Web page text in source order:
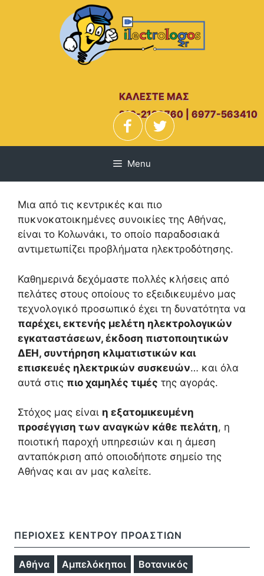
περιεχόμενο
ΚΑΛΕΣΤΕ ΜΑΣ
210-2139760 | 6977-563410
Menu
Ηλεκτρολόγος
Κολωνάκι
Μια από τις κεντρικές και πιο
πυκνοκατοικημένες συνοικίες της Αθήνας,
είναι το Κολωνάκι, το οποίο παραδοσιακά
αντιμετωπίζει προβλήματα ηλεκτροδότησης.
Καθημερινά δεχόμαστε πολλές κλήσεις από
πελάτες στους οποίους το εξειδικευμένο μας
τεχνολογικό προσωπικό έχει τη δυνατότητα να
παρέχει, εκτενής μελέτη ηλεκτρολογικών
εγκαταστάσεων, έκδοση πιστοποιητικών
ΔΕΗ, συντήρηση κλιματιστικών και
επισκευές ηλεκτρικών συσκευών… και όλα
αυτά στις πιο χαμηλές τιμές της αγοράς.
Στόχος μας είναι η εξατομικευμένη
προσέγγιση των αναγκών κάθε πελάτη, η
ποιοτική παροχή υπηρεσιών και η άμεση
ανταπόκριση από οποιοδήποτε σημείο της
Αθήνας και αν μας καλείτε.
ΠΕΡΙΟΧΕΣ ΚΕΝΤΡΟΥ ΠΡΟΑΣΤΙΩΝ
Αθήνα Αμπελόκηποι
Βοτανικός